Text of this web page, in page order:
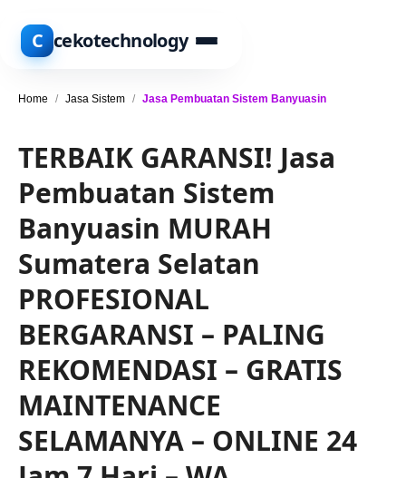
C cekotechnology
Home / Jasa Sistem / Jasa Pembuatan Sistem Banyuasin
TERBAIK GARANSI! Jasa
Pembuatan Sistem
Banyuasin MURAH
Sumatera Selatan
PROFESIONAL
BERGARANSI – PALING
REKOMENDASI – GRATIS
MAINTENANCE
SELAMANYA – ONLINE 24